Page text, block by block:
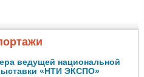
ведущей национальной
«НТИ ЭКСПО»